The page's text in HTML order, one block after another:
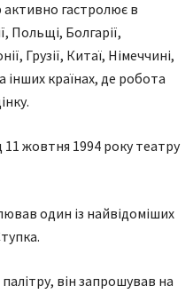
активно гастролює в
Польщі, Болгарії,
Грузії, Китаї, Німеччині,
країнах, де робота
жовтня 1994 року театру
один із найвідоміших
він запрошував на